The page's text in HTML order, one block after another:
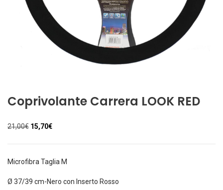
Coprivolante Carrera LOOK RED
21,00€ Il
originale
21,00€.
15,70€Il
attuale
15,70€.
Microfibra Taglia M
Ø 37/39 cm-Nero con Inserto Rosso